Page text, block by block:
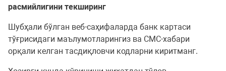
расмийлигини текширинг
Шубҳали бўлган веб-саҳифаларда банк картаси
тўғрисидаги маълумотларингиз ва СМС-хабари
орқали келган тасдиқловчи кодларни киритманг.